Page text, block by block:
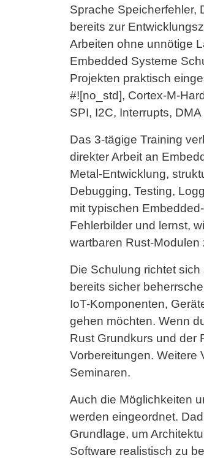
Sprache Speicherfehler,
bereits zur
Arbeiten ohne unnötige
Embedded Systeme
Projekten praktisch
#![no_std], Cortex-M-
SPI, I2C, Interrupts,
Das 3-tägige Training
direkter Arbeit an
Metal-Entwicklung,
Debugging, Testing,
mit typischen
Fehlerbilder und lernst,
wartbaren Rust-
Die Schulung richtet
bereits sicher
IoT-Komponenten,
gehen möchten. Wenn
Rust Grundkurs und der
Vorbereitungen. Weitere
Seminaren.
Auch die Möglichkeiten
werden eingeordnet.
Grundlage, um
Software realistisch zu